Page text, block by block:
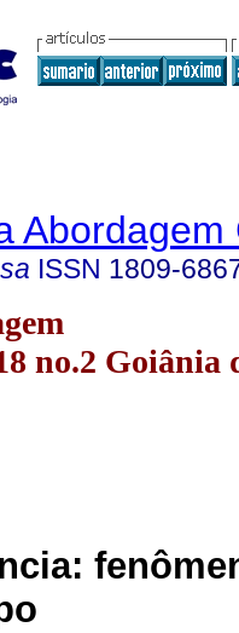
Abordagem
ISSN 1809-
no.2 Goiânia